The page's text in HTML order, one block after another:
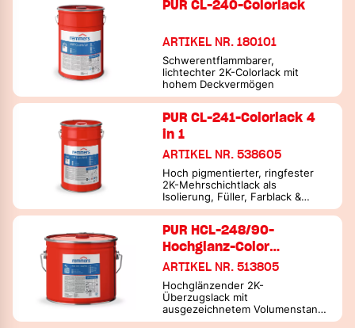
PUR CL-240-Colorlack
ARTIKEL NR. 180101
Schwerentflammbarer,
lichtechter 2K-Colorlack mit
hohem Deckvermögen
PUR CL-241-Colorlack 4
in 1
ARTIKEL NR. 538605
Hoch pigmentierter, ringfester
2K-Mehrschichtlack als
Isolierung, Füller, Farblack &
Überzugslack mit sehr hoher
Anti-Finger-Print-Effekt
PUR HCL-248/90-
Hochglanz-Color…
ARTIKEL NR. 513805
Hochglänzender 2K-
Überzugslack mit
ausgezeichnetem Volumenstand
und früher Polierbarkeit